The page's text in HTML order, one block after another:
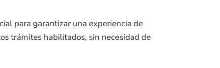
para garantizar una experiencia de
trámites habilitados, sin necesidad de